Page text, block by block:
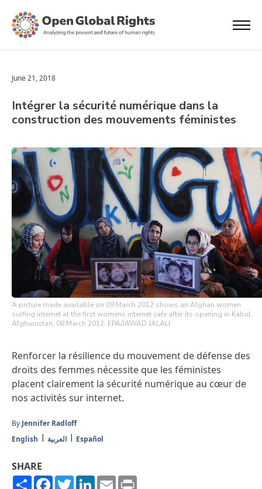
June 21, 2018
Intégrer la sécurité numérique dans la
construction des mouvements féministes
A picture made available on 09 March 2012 shows an Afghan women
surfing internet at the first womens internet cafe after its opening in Kabul,
Afghanistan, 08 March 2012. EPA/JAWAD JALALI
Renforcer la résilience du mouvement de défense des
droits des femmes nécessite que les féministes
placent clairement la sécurité numérique au cœur de
nos activités sur internet.
By Jennifer Radloff
English
العربية Español
SHARE
ShareFacebook
TwitterLinkedIn
Email